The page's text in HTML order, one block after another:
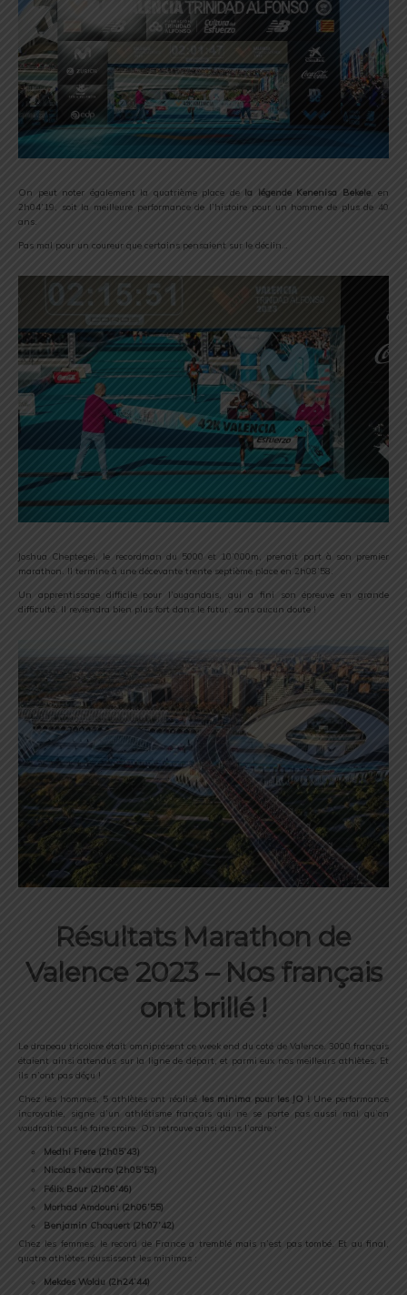
On peut noter également la quatrième place de la légende Kenenisa Bekele, en
2h04’19, soit la meilleure performance de l’histoire pour un homme de plus de 40
ans.
Pas mal pour un coureur que certains pensaient sur le déclin…
Joshua Cheptegei, le recordman du 5000 et 10’000m, prenait part à son premier
marathon. Il termine à une décevante trente septième place en 2h08’58.
Un apprentissage difficile pour l’ougandais, qui a fini son épreuve en grande
difficulté. Il reviendra bien plus fort dans le futur, sans aucun doute !
Résultats Marathon de
Valence 2023 – Nos français
ont brillé !
Le drapeau tricolore était omniprésent ce week end du coté de Valence. 3000 français
étaient ainsi attendus sur la ligne de départ, et parmi eux nos meilleurs athlètes. Et
ils n’ont pas déçu !
Chez les hommes, 5 athlètes ont réalisé
les minima pour les JO ! Une performance
incroyable, signe d’un athlétisme français qui ne se porte pas aussi mal qu’on
voudrait nous le faire croire. On retrouve ainsi dans l’ordre :
Medhi Frere (2h05’43)
Nicolas Navarro (2h05’53)
Félix Bour (2h06’46)
Morhad Amdouni (2h06’55)
Benjamin Choquert (2h07’42)
Chez les femmes, le record de France a tremblé mais n’est pas tombé. Et au final,
quatre athlètes réussissent les minimas :
Mekdes Woldu (2h24’44)